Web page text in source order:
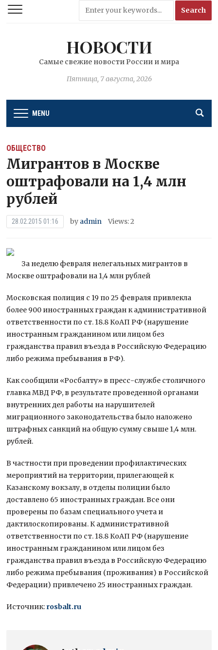
НОВОСТИ
Самые свежие новости России и мира
Пятница, 7 августа, 2026
MENU
ОБЩЕСТВО
Мигрантов в Москве
оштрафовали на 1,4 млн
рублей
28.02.2015 01:16 by admin Views: 2
За неделю февраля нелегальных мигрантов в
Москве оштрафовали на 1,4 млн рублей
Московская полиция с 19 по 25 февраля привлекла
более 900 иностранных граждан к административной
ответственности по ст. 18.8 КоАП РФ (нарушение
иностранным гражданином или лицом без
гражданства правил въезда в Российскую Федерацию
либо режима пребывания в РФ).
Как сообщили «Росбалту» в пресс-службе столичного
главка МВД РФ, в результате проведенной органами
внутренних дел работы на нарушителей
миграционного законодательства было наложено
штрафных санкций на общую сумму свыше 1,4 млн.
рублей.
В частности при проведении профилактических
мероприятий на территории, прилегающей к
Казанскому вокзалу, в отделы полиции было
доставлено 65 иностранных граждан. Все они
проверены по базам специального учета и
дактилоскопированы. К административной
ответственности по ст. 18.8 КоАП РФ (нарушение
иностранным гражданином или лицом без
гражданства правил въезда в Российскую Федерацию
либо режима пребывания (проживания) в Российской
Федерации) привлечено 25 иностранных граждан.
Источник: rosbalt.ru